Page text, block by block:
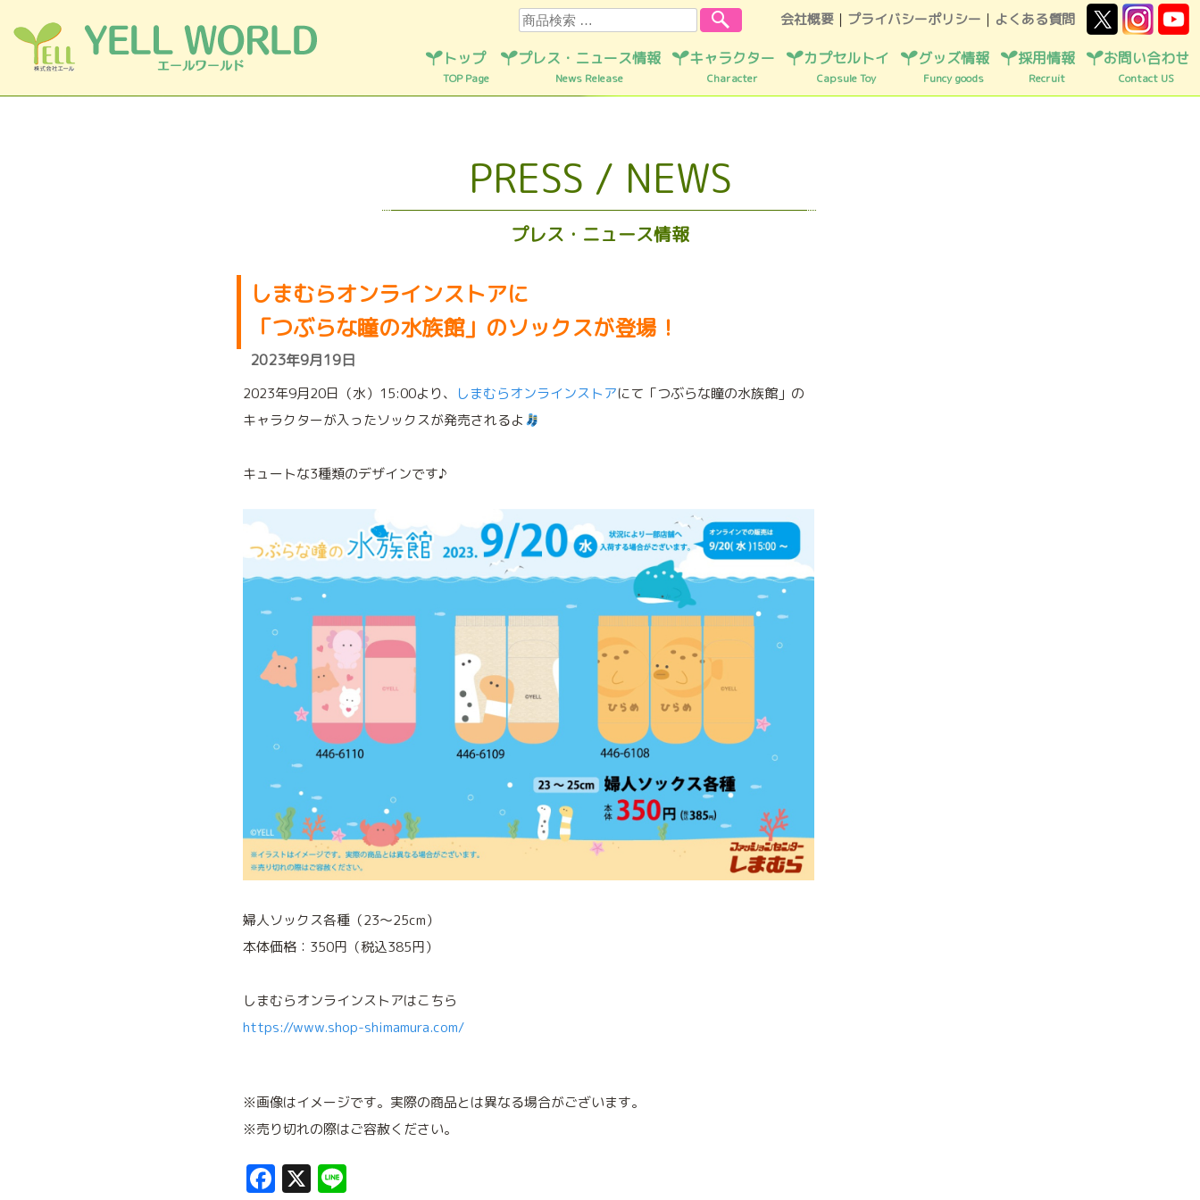
トップ
TOP Page
プレス・ニュース情報
News Release
キャラクター
Character
カプセルトイ
Capsule Toy
グッズ情報
Funcy goods
採用情報
Recruit
お問い合わせ
Contact US
会社概要 ｜ プライバシーポリシー ｜ よくある質問
検索
PRESS / NEWS
プレス・ニュース情報
しまむらオンラインストアに
「つぶらな瞳の水族館」のソックスが登場！
2023年9月19日
2023年9月20日（水）15:00より、 しまむらオンラインストアにて「つぶらな瞳の水族館」の
キャラクターが入ったソックスが発売されるよ
キュートな3種類のデザインです♪
婦人ソックス各種（23～25cm）
本体価格：350円（税込385円）
しまむらオンラインストアはこちら
https://www.shop-shimamura.com/
※画像はイメージです。実際の商品とは異なる場合がございます。
※売り切れの際はご容赦ください。
Facebook
X